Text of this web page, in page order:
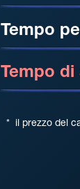
Tempo
Tempo di
* il prezzo del